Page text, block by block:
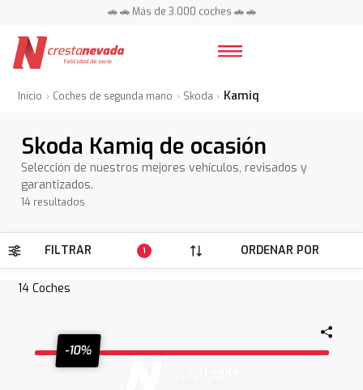
📍 Centros en toda España ⭐
📍 Centros en toda España ⭐
Inicio Coches de segunda mano Skoda Kamiq
Skoda Kamiq de ocasión
Selección de nuestros mejores vehículos, revisados y
garantizados.
14 resultados
FILTRAR 1 ORDENAR POR
14 Coches
-10%